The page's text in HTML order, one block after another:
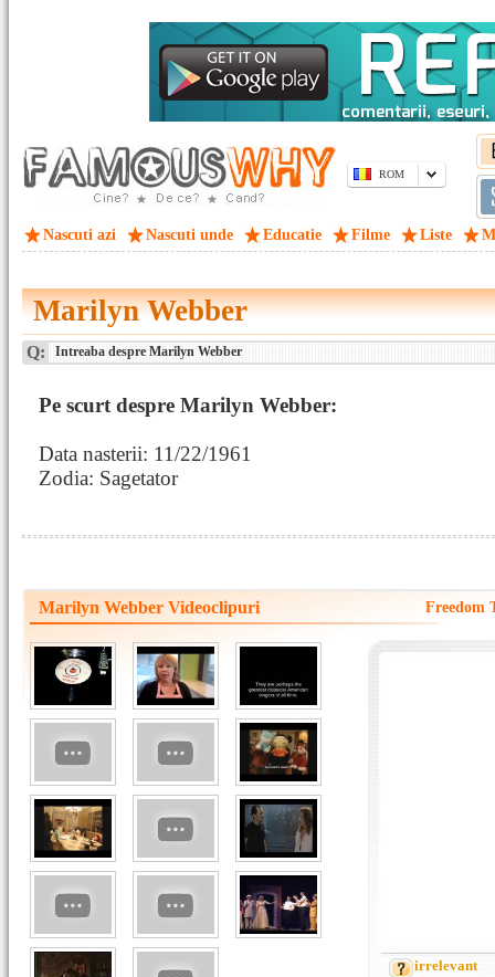
ROM
Nascuti azi Nascuti unde Educatie Filme Liste
Marilyn Webber
Q: Intreaba despre Marilyn Webber
Pe scurt despre Marilyn Webber:
Data nasterii: 11/22/1961
Zodia: Sagetator
Marilyn Webber Videoclipuri Freedom
irrelevant